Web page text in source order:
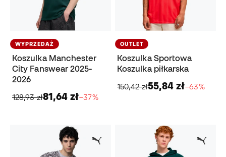
WYPRZEDAŻ
Koszulka Manchester
City Fanswear 2025-
2026
128,93 zł81,64 zł−37%
OUTLET
Koszulka Sportowa
Koszulka piłkarska
150,42 zł55,84 zł−63%